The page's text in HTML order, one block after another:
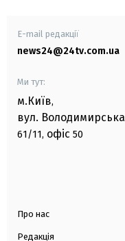
E-mail редакції
news24@24tv.com.ua
Ми тут:
м.Київ,
вул. Володимирська
61/11, офіс 50
Про нас
Редакція